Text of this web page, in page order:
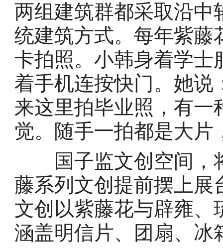
两组建筑群都采取沿中
统建筑方式。每年紫藤
卡拍照。小韩身着学士
着手机连按快门。她说
来这里拍毕业照，有一
觉。随手一拍都是大片
国子监文创空间，
藤系列文创提前摆上展
文创以紫藤花与辟雍、
涵盖明信片、团扇、冰